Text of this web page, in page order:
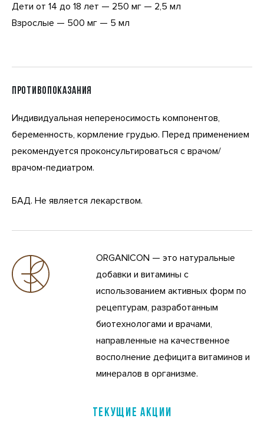
Дети от 14 до 18 лет — 250 мг — 2,5 мл
Взрослые — 500 мг — 5 мл
ПРОТИВОПОКАЗАНИЯ
Индивидуальная непереносимость компонентов,
беременность, кормление грудью. Перед применением
рекомендуется проконсультироваться с врачом/
врачом-педиатром.
БАД. Не является лекарством.
ORGANICON — это натуральные
добавки и витамины с
использованием активных форм по
рецептурам, разработанным
биотехнологами и врачами,
направленные на качественное
восполнение дефицита витаминов и
минералов в организме.
ТЕКУЩИЕ АКЦИИ